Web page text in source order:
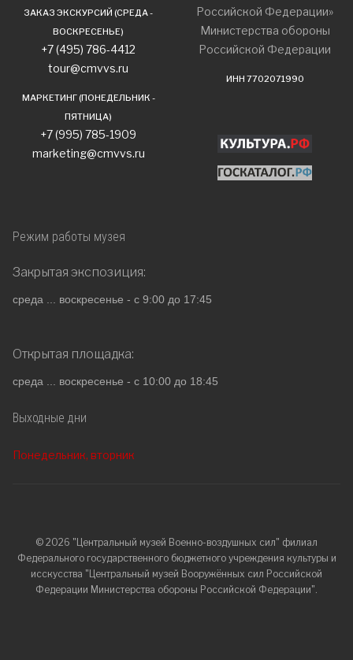
ЗАКАЗ ЭКСКУРСИЙ (СРЕДА -
ВОСКРЕСЕНЬЕ)
+7 (495) 786-4412
tour@cmvvs.ru
МАРКЕТИНГ (ПОНЕДЕЛЬНИК -
ПЯТНИЦА)
+7 (995) 785-1909
marketing@cmvvs.ru
Российской Федерации»
Министерства обороны
Российской Федерации
ИНН 7702071990
Режим работы музея
Закрытая экспозиция:
среда ... воскресенье - с 9:00 до 17:45
Открытая площадка:
среда ... воскресенье - с 10:00 до 18:45
Выходные дни
Понедельник, вторник
© 2026 "Центральный музей Военно-воздушных сил" филиал
Федерального государственного бюджетного учреждения культуры и
исскусства "Центральный музей Вооружённых сил Российской
Федерации Министерства обороны Российской Федерации".